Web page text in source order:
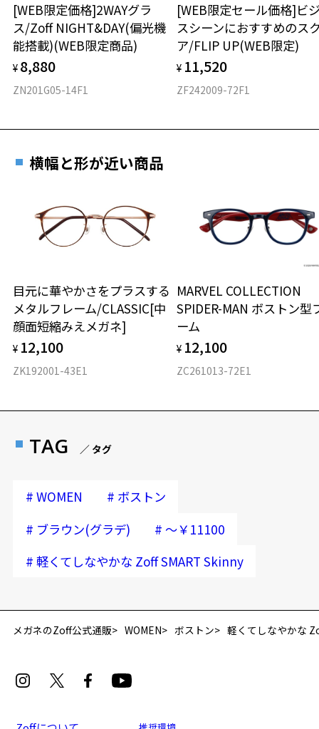
再入荷お知らせメールのお申し込み
材質
フロント素材：スーパーエンジニアリング・プラスチック
[WEB限定価格]2WAYグラ
ス/Zoff NIGHT&DAY(偏光機
能搭載)(WEB限定商品)
¥ 8,880
ZN201G05-14F1
[WEB限定セール価格]ビ
スシーンにおすすめのス
ア/FLIP UP(WEB限定)
¥ 11,520
ZF242009-72F1
横幅と形が近い商品
目元に華やかさをプラスする
メタルフレーム/CLASSIC[中
顔面短縮みえメガネ]
¥ 12,100
ZK192001-43E1
MARVEL COLLECTION
SPIDER-MAN ボストン型
ーム
¥ 12,100
ZC261013-72E1
TAG ／ タグ
# WOMEN # ボストン
# ブラウン(グラデ) # ～￥11100
# 軽くてしなやかな Zoff SMART Skinny
メガネのZoff公式通販 WOMEN ボストン 軽くてしなやかな